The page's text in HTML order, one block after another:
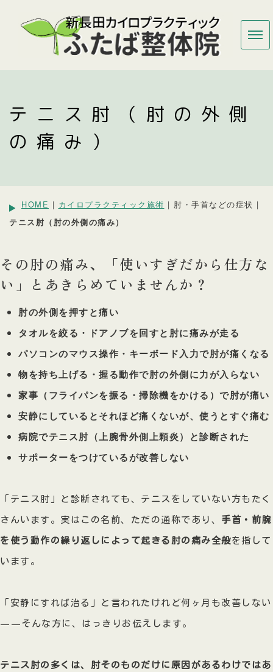
テニス肘（肘の外側
の痛み）
HOME | カイロプラクティック施術 | 肘・手首などの症状 |
テニス肘（肘の外側の痛み）
その肘の痛み、「使いすぎだから仕方な
い」とあきらめていませんか？
肘の外側を押すと痛い
タオルを絞る・ドアノブを回すと肘に痛みが走る
パソコンのマウス操作・キーボード入力で肘が痛くなる
物を持ち上げる・握る動作で肘の外側に力が入らない
家事（フライパンを振る・掃除機をかける）で肘が痛い
安静にしているとそれほど痛くないが、使うとすぐ痛む
病院でテニス肘（上腕骨外側上顆炎）と診断された
サポーターをつけているが改善しない
「テニス肘」と診断されても、テニスをしていない方もたく
さんいます。実はこの名前、ただの通称であり、 手首・前腕
を使う動作の繰り返しによって起きる肘の痛み全般を指して
います。
「安静にすれば治る」と言われたけれど何ヶ月も改善しない
——そんな方に、はっきりお伝えします。
テニス肘の多くは、肘そのものだけに原因があるわけではあ